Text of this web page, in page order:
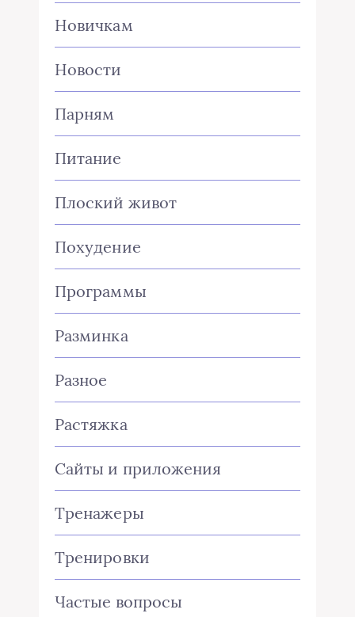
Новичкам
Новости
Парням
Питание
Плоский живот
Похудение
Программы
Разминка
Разное
Растяжка
Сайты и приложения
Тренажеры
Тренировки
Частые вопросы